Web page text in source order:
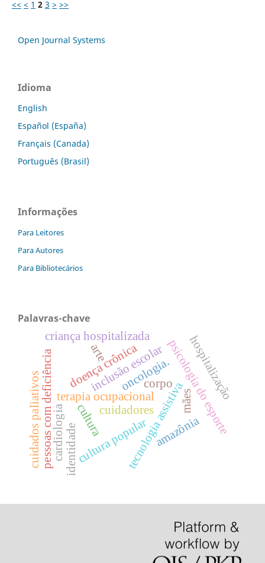
<< < 1 2 3 > >>
Open Journal Systems
Idioma
English
Español (España)
Français (Canada)
Português (Brasil)
Informações
Para Leitores
Para Autores
Para Bibliotecários
Palavras-chave
tecnologia assistiva
terapia ocupacional
pessoas com deficiência psicologia do esporte
inclusão escolar hospitalização
cuidados paliativos oncologia.
criança hospitalizada
doença crônica
mães
cuidadores
cultura
arte
corpo
amazônia
cultura popular
identidade
cardiologia